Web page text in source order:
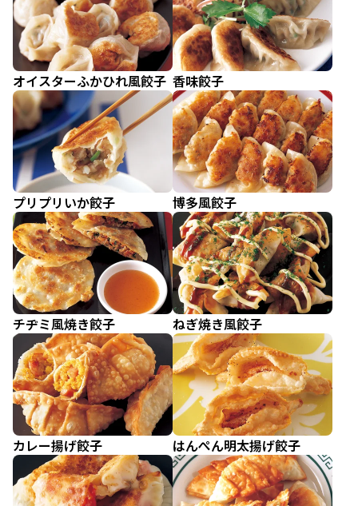
オイスターふかひれ風餃子 香味餃子
プリプリいか餃子 博多風餃子
チヂミ風焼き餃子 ねぎ焼き風餃子
カレー揚げ餃子 はんぺん明太揚げ餃子